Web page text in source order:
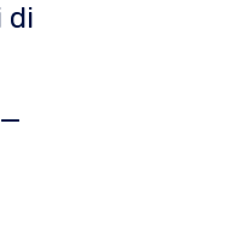
di